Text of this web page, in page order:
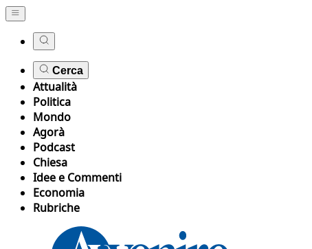
Cerca
Attualità
Politica
Mondo
Agorà
Podcast
Chiesa
Idee e Commenti
Economia
Rubriche